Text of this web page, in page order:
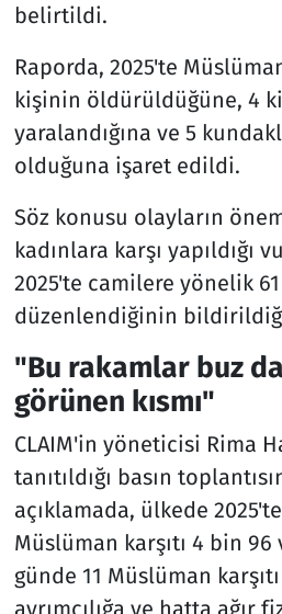
belirtildi.
Raporda, 2025'te
kişinin öldürüldüğüne, 4
yaralandığına ve 5
olduğuna işaret edildi.
Söz konusu olayların
kadınlara karşı yapıldığı
2025'te camilere yönelik 61
düzenlendiğinin
"Bu rakamlar buz
görünen kısmı"
CLAIM'in yöneticisi Rima
tanıtıldığı basın
açıklamada, ülkede
Müslüman karşıtı 4 bin 96
günde 11 Müslüman